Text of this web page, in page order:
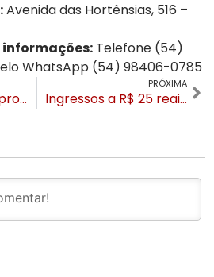
Avenida das Hortênsias, 516 –
Telefone (54)
WhatsApp (54) 98406-0785
Rio Grande do Sul projeta receber 5,3 milhões de visitantes na temporada de inverno e destinos se preparam
PRÓXIMA
Ingressos a R$ 25 reais: Palácio dos Festivais em Gramado voltará a ter sessões de Cinema aos fins de semana partir de julho